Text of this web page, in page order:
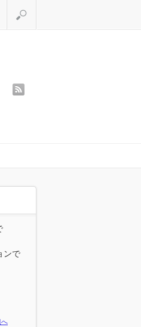
ンで